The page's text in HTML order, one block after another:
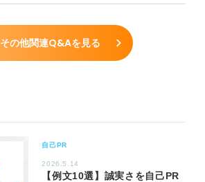
その他関連Q&Aを見る
自己PR
2026.5.14
【例文10選】誠実さを自己PR